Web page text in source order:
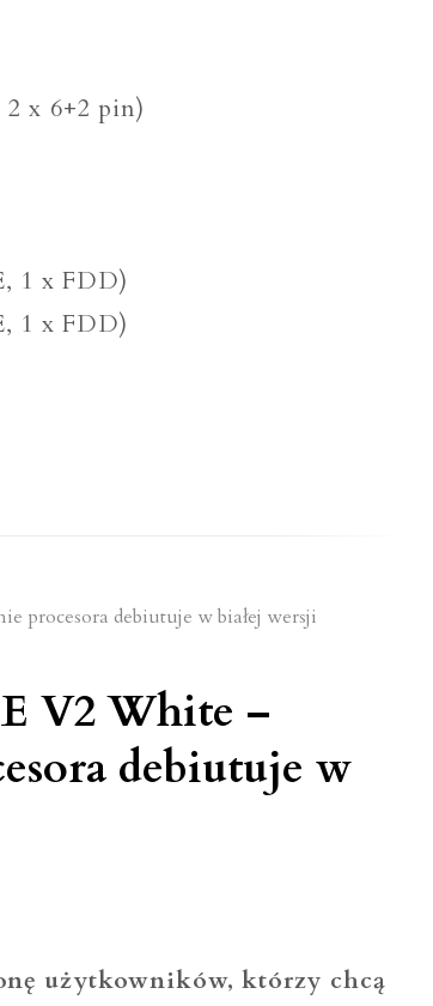
x 6+2 pin)
1 x FDD)
1 x FDD)
V2 White –
debiutuje w
użytkowników, którzy chcą